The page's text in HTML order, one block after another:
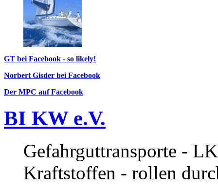
GT bei Facebook - so likely!
Norbert Gisder bei Facebook
Der MPC auf Facebook
BI KW e.V.
Gefahrguttransporte -
Kraftstoffen - rollen